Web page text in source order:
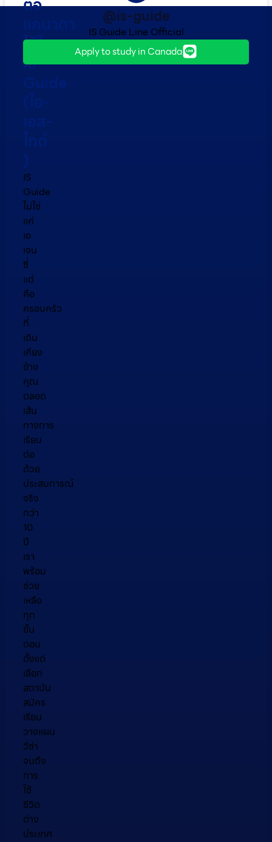
ไว้ใจ
IS
Guide
(ไอ-
เอส-
ไกด์​
)
IS
Guide
ไม่ใช่
แค่
เอ
เจน
ซี่
แต่
คือ
ครอบครัว
ที่
เดิน
เคียง
ข้าง
คุณ
ตลอด
เส้น
ทางการ
เรียน
ต่อ
ด้วย
ประสบการณ์
จริง
กว่า
10
ปี
เรา
พร้อม
ช่วย
เหลือ
ทุก
ขั้น
ตอน
ตั้งแต่
เลือก
สถาบัน
สมัคร
เรียน
วางแผน
วีซ่า
จนถึง
การ
ใช้
ชีวิต
ต่าง
ประเทศ
@is-guide
IS Guide Line Official
Apply to study in Canada